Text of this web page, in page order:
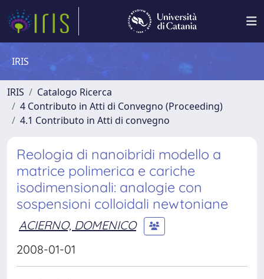
IRIS
IRIS
Catalogo Ricerca
4 Contributo in Atti di Convegno (Proceeding)
4.1 Contributo in Atti di convegno
Reologia di nanoibridi modello a
matrice polimerica e cariche
isodimensionali: analogie con
sospensioni colloidali newtoniane
ACIERNO, DOMENICO
2008-01-01